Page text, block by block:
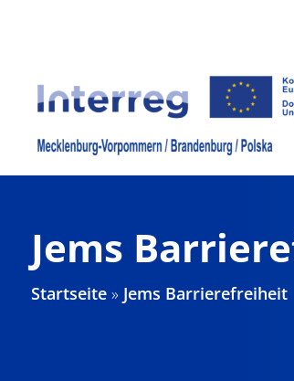
Jems
Startseite » Jems Barrierefreiheit